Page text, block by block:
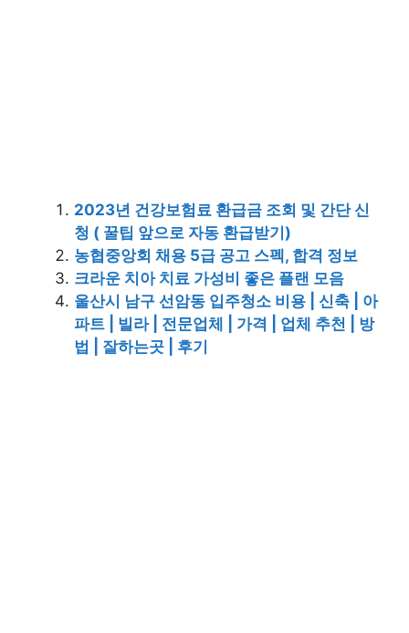
2023년 건강보험료 환급금 조회 및 간단 신
청 ( 꿀팁 앞으로 자동 환급받기)
농협중앙회 채용 5급 공고 스펙, 합격 정보
크라운 치아 치료 가성비 좋은 플랜 모음
울산시 남구 선암동 입주청소 비용 | 신축 | 아
파트 | 빌라 | 전문업체 | 가격 | 업체 추천 | 방
법 | 잘하는곳 | 후기